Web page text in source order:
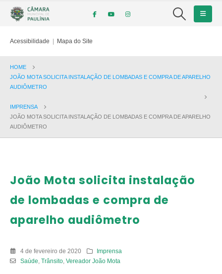
Acessibilidade | Mapa do Site
HOME
JOÃO MOTA SOLICITA INSTALAÇÃO DE LOMBADAS E COMPRA DE APARELHO
AUDIÔMETRO
IMPRENSA
JOÃO MOTA SOLICITA INSTALAÇÃO DE LOMBADAS E COMPRA DE APARELHO
AUDIÔMETRO
João Mota solicita instalação
de lombadas e compra de
aparelho audiômetro
4 de fevereiro de 2020
Imprensa
Saúde Trânsito, Vereador João Mota